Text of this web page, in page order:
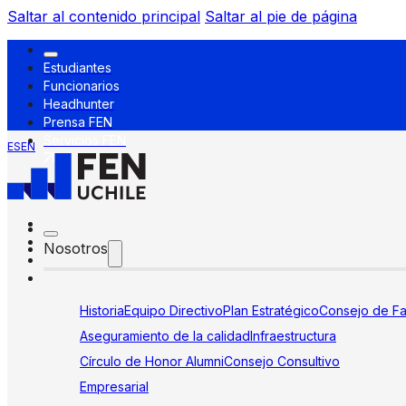
Saltar al contenido principal Saltar al pie de página
Estudiantes
Funcionarios
Headhunter
Prensa FEN
ESEN
Nosotros
HistoriaEquipo DirectivoPlan EstratégicoConsejo de
Aseguramiento de la calidadInfraestructura
Círculo de Honor AlumniConsejo Consultivo
Empresarial